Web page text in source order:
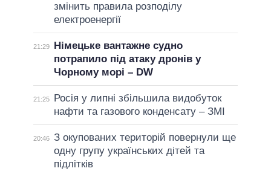
змінить правила розподілу
електроенергії
21:29
Німецьке вантажне судно
потрапило під атаку дронів у
Чорному морі – DW
21:25
Росія у липні збільшила видобуток
нафти та газового конденсату – ЗМІ
20:46 З окупованих територій повернули ще
одну групу українських дітей та
підлітків